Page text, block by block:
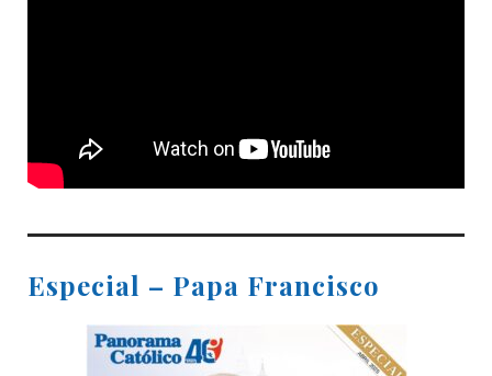
Especial – Papa Francisco